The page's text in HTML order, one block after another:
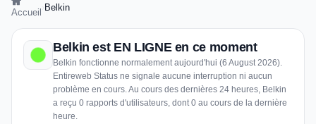
Accueil Belkin
Belkin est EN LIGNE en ce moment
Belkin fonctionne normalement aujourd'hui (6 August 2026).
Entireweb Status ne signale aucune interruption ni aucun
problème en cours. Au cours des dernières 24 heures, Belkin
a reçu 0 rapports d'utilisateurs, dont 0 au cours de la dernière
heure.